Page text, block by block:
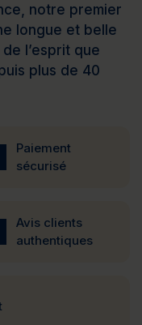
notre premier
longue et belle
l’esprit que
plus de 40
Paiement
sécurisé
Avis clients
authentiques